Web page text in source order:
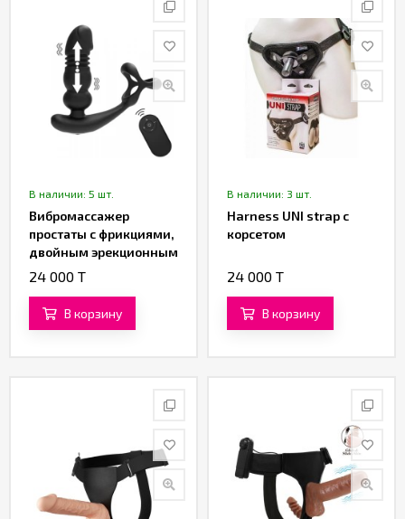
В наличии: 5 шт.
Вибромассажер
простаты с фрикциями,
двойным эрекционным
кольцом и пультом ДУ
24 000 T
В корзину
В наличии: 3 шт.
Harness UNI strap с
корсетом
24 000 T
В корзину